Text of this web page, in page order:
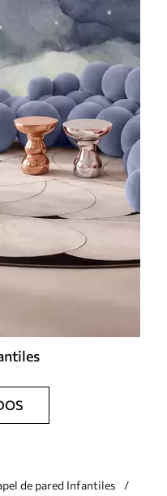
de pared Infantiles